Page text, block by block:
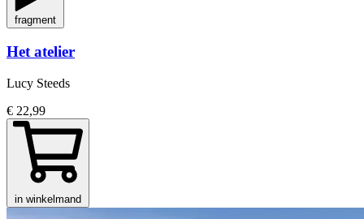
fragment
Het atelier
Lucy Steeds
€ 22,99
in winkelmand